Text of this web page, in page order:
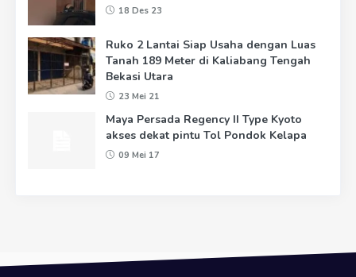
18 Des 23
Ruko 2 Lantai Siap Usaha dengan Luas
Tanah 189 Meter di Kaliabang Tengah
Bekasi Utara
23 Mei 21
Maya Persada Regency II Type Kyoto
akses dekat pintu Tol Pondok Kelapa
09 Mei 17